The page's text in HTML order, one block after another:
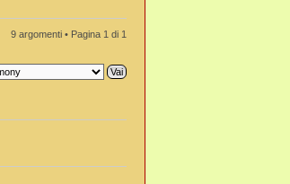
9 argomenti • Pagina 1 di 1